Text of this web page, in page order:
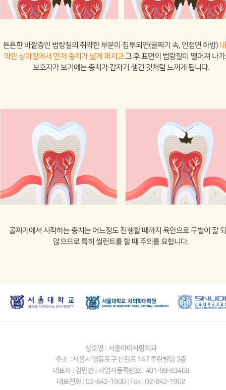
튼튼한 바깥층인 법랑질의 취약한 부분이 침투되면(골짜기 속, 인접면 하방)
약한 상아질에서 먼저 충치가 넓게 퍼지고그 후 표면의 법랑질이 떨어져 나
보호자가 보기에는 충치가 갑자기 생긴 것처럼 느끼게 됩니다.
골짜기에서 시작하는 충치는 어느정도 진행할 때까지 육안으로 구별이 잘
않으므로특히 씰런트를 할 때 주의를 요합니다.